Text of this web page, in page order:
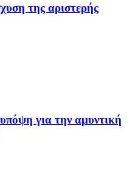
της αριστερής
για την αμυντική